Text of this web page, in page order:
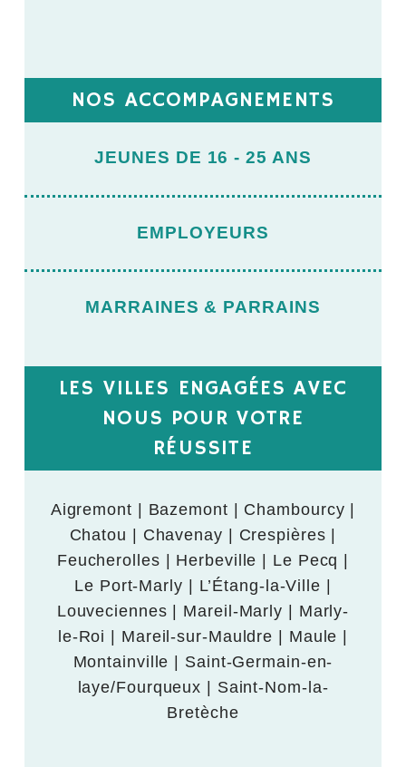
NOS ACCOMPAGNEMENTS
JEUNES DE 16 - 25 ANS
EMPLOYEURS
MARRAINES & PARRAINS
LES VILLES ENGAGÉES AVEC
NOUS POUR VOTRE
RÉUSSITE
Aigremont | Bazemont | Chambourcy |
Chatou | Chavenay | Crespières |
Feucherolles | Herbeville | Le Pecq |
Le Port-Marly | L’Étang-la-Ville |
Louveciennes | Mareil-Marly | Marly-
le-Roi | Mareil-sur-Mauldre | Maule |
Montainville | Saint-Germain-en-
laye/Fourqueux | Saint-Nom-la-
Bretèche